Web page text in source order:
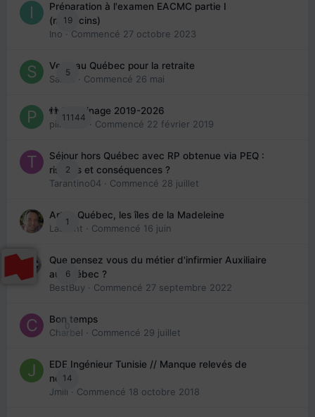
19
Préparation à l'examen EACMC partie I
(médecins)
Ino · Commencé 27 octobre 2023
5
Venir au Québec pour la retraite
Sab74
· Commencé 26 mai
11144
👬 Parrainage 2019-2026
piinoush · Commencé 22 février 2019
2
Séjour hors Québec avec RP obtenue via PEQ :
risques et conséquences ?
Tarantino04 · Commencé 28 juillet
1
Arte : Québec, les îles de la Madeleine
Laurent · Commencé 16 juin
6
Que pensez vous du métier d'infirmier Auxiliaire
au Québec ?
BestBuy · Commencé 27 septembre 2022
0
Bon temps
Charbel · Commencé 29 juillet
14
EDE Ingénieur Tunisie // Manque relevés de
note
Jmili · Commencé 18 octobre 2018